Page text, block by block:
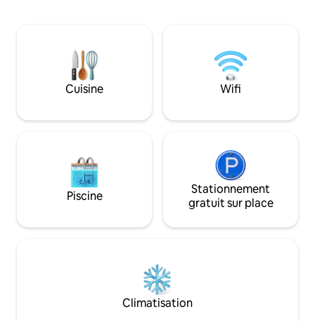
la fois d'une douche et d'un bain.
Ajoutez un patio privé confortable avec
braai dans un joli jardin, une connexion
Wi-Fi, une télévision connectée, un
comme chez vous ! À seulement 10 min
lumière naturelle
se réunissent
chaleureuse dans
regorge
nourriture pour
Cuisine Wifi
Piscine
Stationnement
gratuit sur place
Climatisation